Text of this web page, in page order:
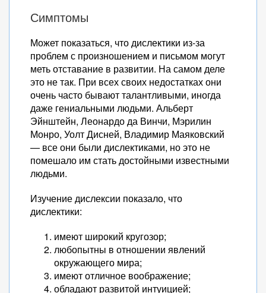
Симптомы
Может показаться, что дислектики из-за
проблем с произношением и письмом могут
меть отставание в развитии. На самом деле
это не так. При всех своих недостатках они
очень часто бывают талантливыми, иногда
даже гениальными людьми. Альберт
Эйнштейн, Леонардо да Винчи, Мэрилин
Монро, Уолт Дисней, Владимир Маяковский
— все они были дислектиками, но это не
помешало им стать достойными известными
людьми.
Изучение дислексии показало, что
дислектики:
имеют широкий кругозор;
любопытны в отношении явлений
окружающего мира;
имеют отличное воображение;
обладают развитой интуицией;